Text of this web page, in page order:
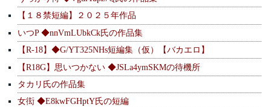
【１８禁短編】２０２５年作品
いつP ◆nnVmLUbkCk氏の作品集
【R-18】◆G/YT325NHs短編集（仮）【バカエロ】
【R18G】思いつかない ◆JSLa4ymSKMの待機所
タカリ氏の作品集
女衒 ◆E8kwFGHptY氏の短編